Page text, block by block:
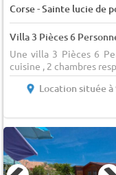
Corse-Sainte lucie de
Villa 3 Pièces 6
Une villa 3 Pièces 6
cuisine , 2 chambres
Location située